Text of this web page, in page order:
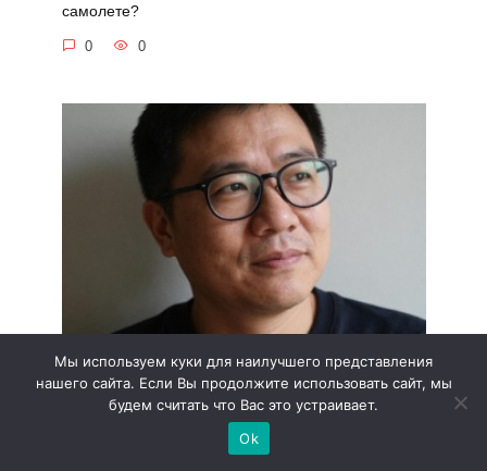
самолете?
0 0
Как жил миллиардер-эмигрант из СССР
Если вы хотите почувствовать гламур 1930-х годов
Мы используем куки для наилучшего представления
нашего сайта. Если Вы продолжите использовать сайт, мы
будем считать что Вас это устраивает.
Ok